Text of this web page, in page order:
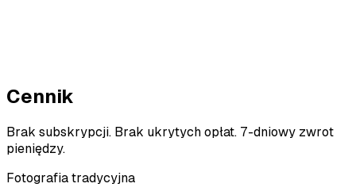
Cennik
Brak subskrypcji. Brak ukrytych opłat. 7-dniowy zwrot
pieniędzy.
Fotografia tradycyjna